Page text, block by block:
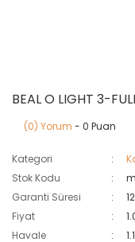
BEAL O LIGHT 3-
(0) Yorum - 0 Puan
Kategori
Stok Kodu
Garanti Süresi
Fiyat
Havale